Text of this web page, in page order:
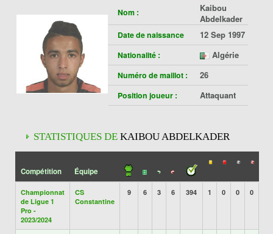
Nom :
Kaibou
Abdelkader
Date de naissance 12 Sep 1997
Nationalité : Algérie
Numéro de maillot : 26
Position joueur : Attaquant
STATISTIQUES DE KAIBOU ABDELKADER
Compétition Équipe
Championnat
de Ligue 1
Pro -
2023/2024
CS
Constantine
9 6 3 6 394 1 0 0 0